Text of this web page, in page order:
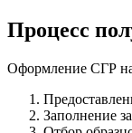
Процесс
Оформление СГР на
Заполнение